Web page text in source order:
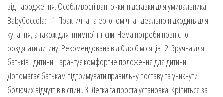
від народження. Особливості ванночки-підставки для умивальника
BabyCoccola: 1. Практична та ергономічна: Ідеально підходить для
купання, а також для інтимної гігієни. Нема потреби повністю
роздягати дитину. Рекомендована від 0 до 6 місяців 2. Зручна для
батьків і дитини: Гарантує комфортне положення для дитини.
Допомагає батькам підтримувати правильну поставу та уникнути
болючих відчуттів в спині. 3. Легка та проста установка: Кріпиться за